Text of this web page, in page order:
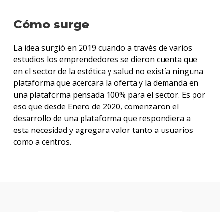
Cómo surge
La idea surgió en 2019 cuando a través de varios
estudios los emprendedores se dieron cuenta que
en el sector de la estética y salud no existía ninguna
plataforma que acercara la oferta y la demanda en
una plataforma pensada 100% para el sector. Es por
eso que desde Enero de 2020, comenzaron el
desarrollo de una plataforma que respondiera a
esta necesidad y agregara valor tanto a usuarios
como a centros.